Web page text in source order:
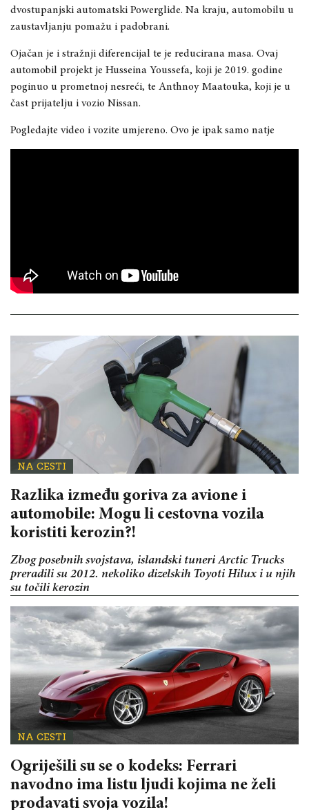
dvostupanjski automatski Powerglide. Na kraju, automobilu u
zaustavljanju pomažu i padobrani.
Ojačan je i stražnji diferencijal te je reducirana masa. Ovaj
automobil projekt je Husseina Youssefa, koji je 2019. godine
poginuo u prometnoj nesreći, te Anthnoy Maatouka, koji je u
čast prijatelju i vozio Nissan.
Pogledajte video i vozite umjereno. Ovo je ipak samo natje
NA CESTI
Razlika između goriva za avione i
automobile: Mogu li cestovna vozila
koristiti kerozin?!
Zbog posebnih svojstava, islandski tuneri Arctic Trucks
preradili su 2012. nekoliko dizelskih Toyoti Hilux i u njih
su točili kerozin
NA CESTI
Ogriješili su se o kodeks: Ferrari
navodno ima listu ljudi kojima ne želi
prodavati svoja vozila!